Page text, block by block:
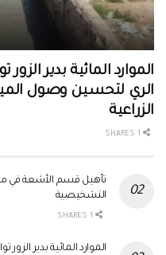
الموارد المائية بدير
الري لتحسين وصول
الزراعية
تأهيل قسم الأشعة في
التشخيصية
الموارد المائية بدير